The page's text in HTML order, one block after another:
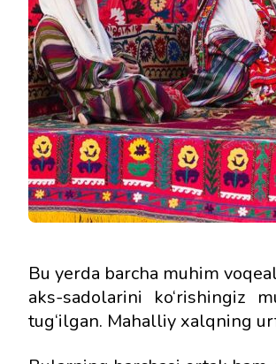
Bu yerda barcha muhim
aks-sadolarini ko‘rishingiz
tug‘ilgan. Mahalliy xalqning